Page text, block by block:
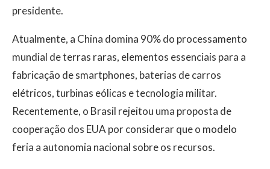
presidente.
Atualmente, a China domina 90% do processamento
mundial de terras raras, elementos essenciais para a
fabricação de smartphones, baterias de carros
elétricos, turbinas eólicas e tecnologia militar.
Recentemente, o Brasil rejeitou uma proposta de
cooperação dos EUA por considerar que o modelo
feria a autonomia nacional sobre os recursos.